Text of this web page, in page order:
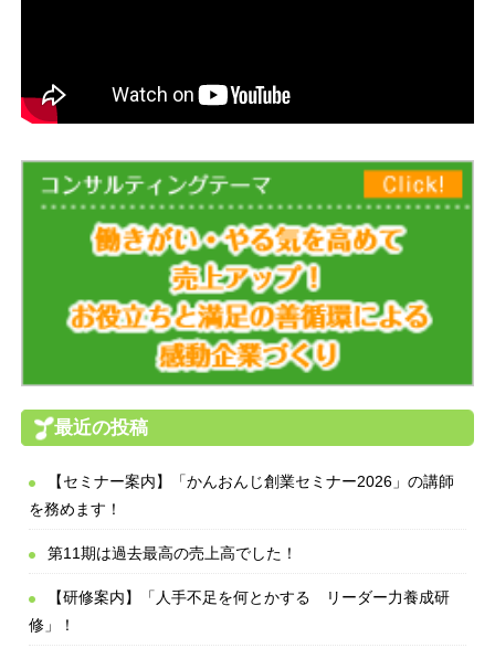
最近の投稿
【セミナー案内】「かんおんじ創業セミナー2026」の講師
を務めます！
第11期は過去最高の売上高でした！
【研修案内】「人手不足を何とかする リーダー力養成研
修」！